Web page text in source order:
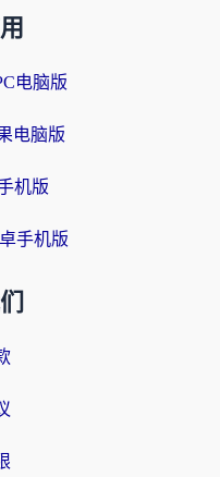
电脑版
电脑版
机版
手机版